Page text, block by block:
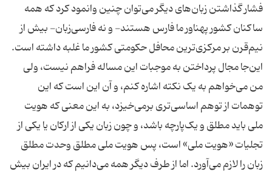
فشار گذاشتن زبان‌های دیگر می‌توان چنین وانمود کرد که همه
ساکنان کشور پهناور ما فارس هستند- و نه فارسی‌زبان- بیش از
نیم‌قرن بر مرکزی‌ترین محافل حکومتی کشور ما غلبه داشته است.
این‌جا مجال پرداختن به ‌موجبات این مساله فراهم نیست، ولی
من می‌خواهم به یک نکته اشاره کنم، و آن این است که این
توهمات از توهم اساسی‌تری برمی‌خیزد، به این معنی که هویت
ملی باید مطلق و یک‌پارچه باشد، و چون زبان یکی از ارکان یا یکی از
تجلیات «هویت ملی» است، پس هویت ملی مطلق وحدت مطلق
زبان را لازم می‌آورد. اما از طرف دیگر همه می‌دانیم که در ایران بیش